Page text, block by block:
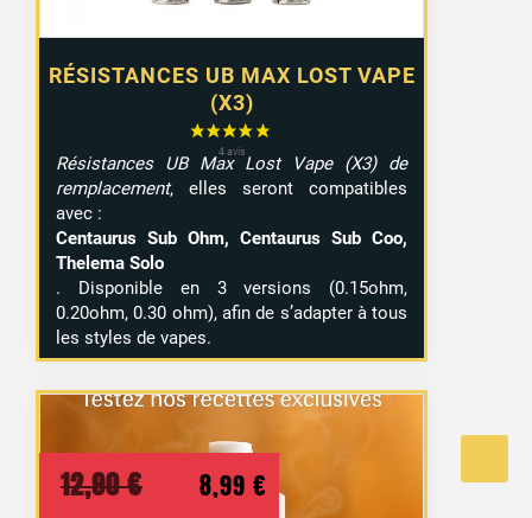
RÉSISTANCES UB MAX LOST VAPE
(X3)
Résistances UB Max Lost Vape (X3) de
remplacement, elles seront compatibles
avec :
Centaurus Sub Ohm, Centaurus Sub Coo,
Thelema Solo
. Disponible en 3 versions (0.15ohm,
0.20ohm, 0.30 ohm), afin de s’adapter à tous
les styles de vapes.
12,90€
Le
8,99 €
Le